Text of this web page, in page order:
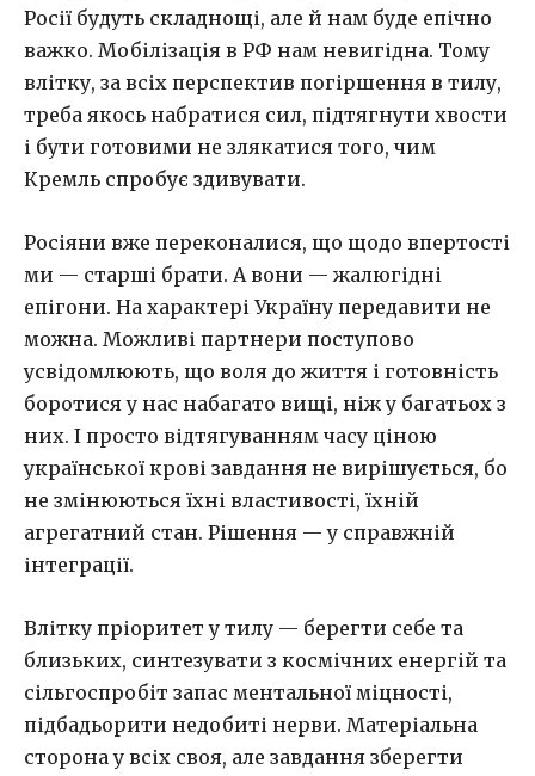
Росії будуть складнощі, але й нам буде епічно
важко. Мобілізація в РФ нам невигідна. Тому
влітку, за всіх перспектив погіршення в тилу,
треба якось набратися сил, підтягнути хвости
і бути готовими не злякатися того, чим
Кремль спробує здивувати.
Росіяни вже переконалися, що щодо впертості
ми — старші брати. А вони — жалюгідні
епігони. На характері Україну передавити не
можна. Можливі партнери поступово
усвідомлюють, що воля до життя і готовність
боротися у нас набагато вищі, ніж у багатьох з
них. І просто відтягуванням часу ціною
української крові завдання не вирішується, бо
не змінюються їхні властивості, їхній
агрегатний стан. Рішення — у справжній
інтеграції.
Влітку пріоритет у тилу — берегти себе та
близьких, синтезувати з космічних енергій та
сільгоспробіт запас ментальної міцності,
підбадьорити недобиті нерви. Матеріальна
сторона у всіх своя, але завдання зберегти